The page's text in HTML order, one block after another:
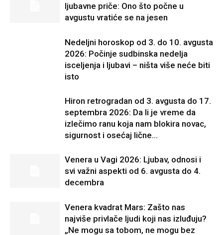
ljubavne priče: Ono što počne u
avgustu vratiće se na jesen
Nedeljni horoskop od 3. do 10. avgusta
2026: Počinje sudbinska nedelja
isceljenja i ljubavi – ništa više neće biti
isto
Hiron retrogradan od 3. avgusta do 17.
septembra 2026: Da li je vreme da
izlečimo ranu koja nam blokira novac,
sigurnost i osećaj lične...
Venera u Vagi 2026: Ljubav, odnosi i
svi važni aspekti od 6. avgusta do 4.
decembra
Venera kvadrat Mars: Zašto nas
najviše privlače ljudi koji nas izluđuju?
„Ne mogu sa tobom, ne mogu bez